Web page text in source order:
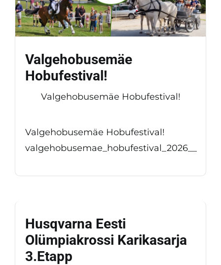
Valgehobusemäe
Hobufestival!
Valgehobusemäe Hobufestival!
Valgehobusemäe Hobufestival!
valgehobusemae_hobufestival_2026__
Husqvarna Eesti
Olümpiakrossi Karikasarja
3.etapp